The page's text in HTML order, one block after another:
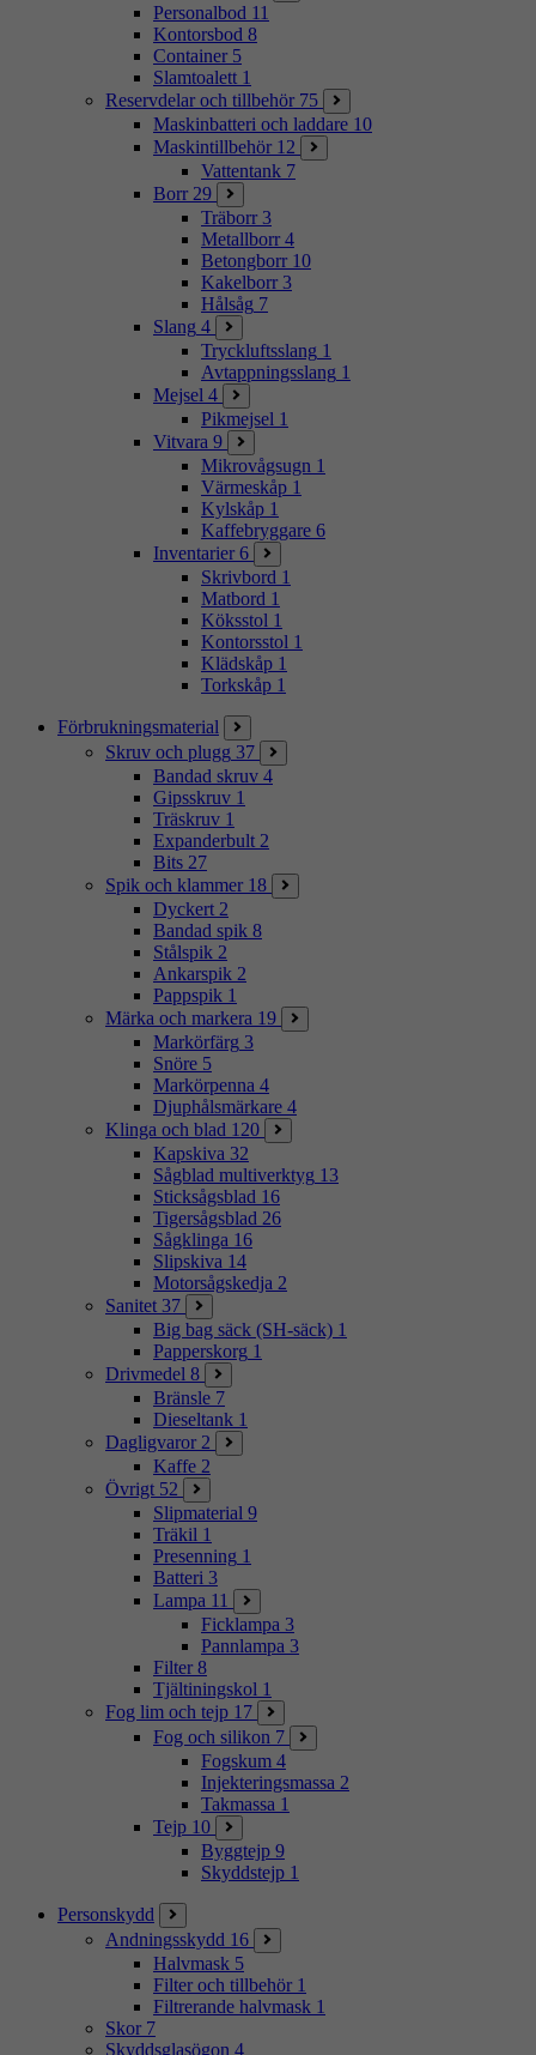
Personalbod 11
Kontorsbod 8
Container 5
Slamtoalett 1
Reservdelar och tillbehör 75
Maskinbatteri och laddare 10
Maskintillbehör 12
Vattentank 7
Borr 29
Träborr 3
Metallborr 4
Betongborr 10
Kakelborr 3
Hålsåg 7
Slang 4
Tryckluftsslang 1
Avtappningsslang 1
Mejsel 4
Pikmejsel 1
Vitvara 9
Mikrovågsugn 1
Värmeskåp 1
Kylskåp 1
Kaffebryggare 6
Inventarier 6
Skrivbord 1
Matbord 1
Köksstol 1
Kontorsstol 1
Klädskåp 1
Torkskåp 1
Förbrukningsmaterial
Skruv och plugg 37
Bandad skruv 4
Gipsskruv 1
Träskruv 1
Expanderbult 2
Bits 27
Spik och klammer 18
Dyckert 2
Bandad spik 8
Stålspik 2
Ankarspik 2
Pappspik 1
Märka och markera 19
Markörfärg 3
Snöre 5
Markörpenna 4
Djuphålsmärkare 4
Klinga och blad 120
Kapskiva 32
Sågblad multiverktyg 13
Sticksågsblad 16
Tigersågsblad 26
Sågklinga 16
Slipskiva 14
Motorsågskedja 2
Sanitet 37
Big bag säck (SH-säck) 1
Papperskorg 1
Drivmedel 8
Bränsle 7
Dieseltank 1
Dagligvaror 2
Kaffe 2
Övrigt 52
Slipmaterial 9
Träkil 1
Presenning 1
Batteri 3
Lampa 11
Ficklampa 3
Pannlampa 3
Filter 8
Tjältiningskol 1
Fog lim och tejp 17
Fog och silikon 7
Fogskum 4
Injekteringsmassa 2
Takmassa 1
Tejp 10
Byggtejp 9
Skyddstejp 1
Personskydd
Andningsskydd 16
Halvmask 5
Filter och tillbehör 1
Filtrerande halvmask 1
Skor 7
Skyddsglasögon 4